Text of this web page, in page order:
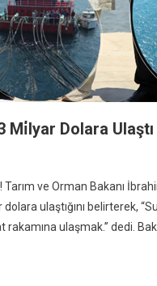
Dolara Ulaştı
ve Orman Bakanı
ulaştığını belirterek,
ulaşmak.” dedi.